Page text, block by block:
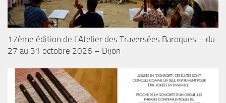
17ème édition de l’Atelier des Traversées Baroques – du
27 au 31 octobre 2026 – Dijon